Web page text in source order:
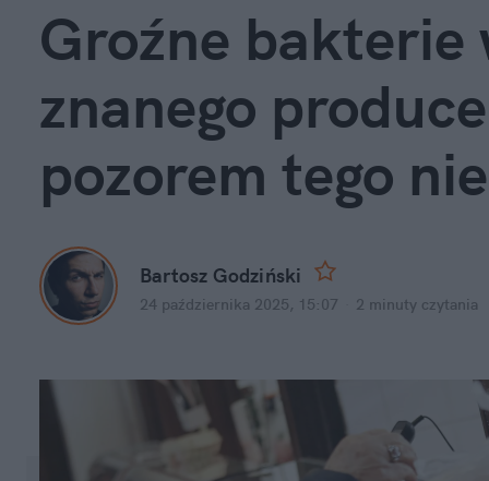
Groźne bakterie
znanego
pozorem tego
Bartosz Godziński
24 października 2025, 15:07 2 minuty czytania